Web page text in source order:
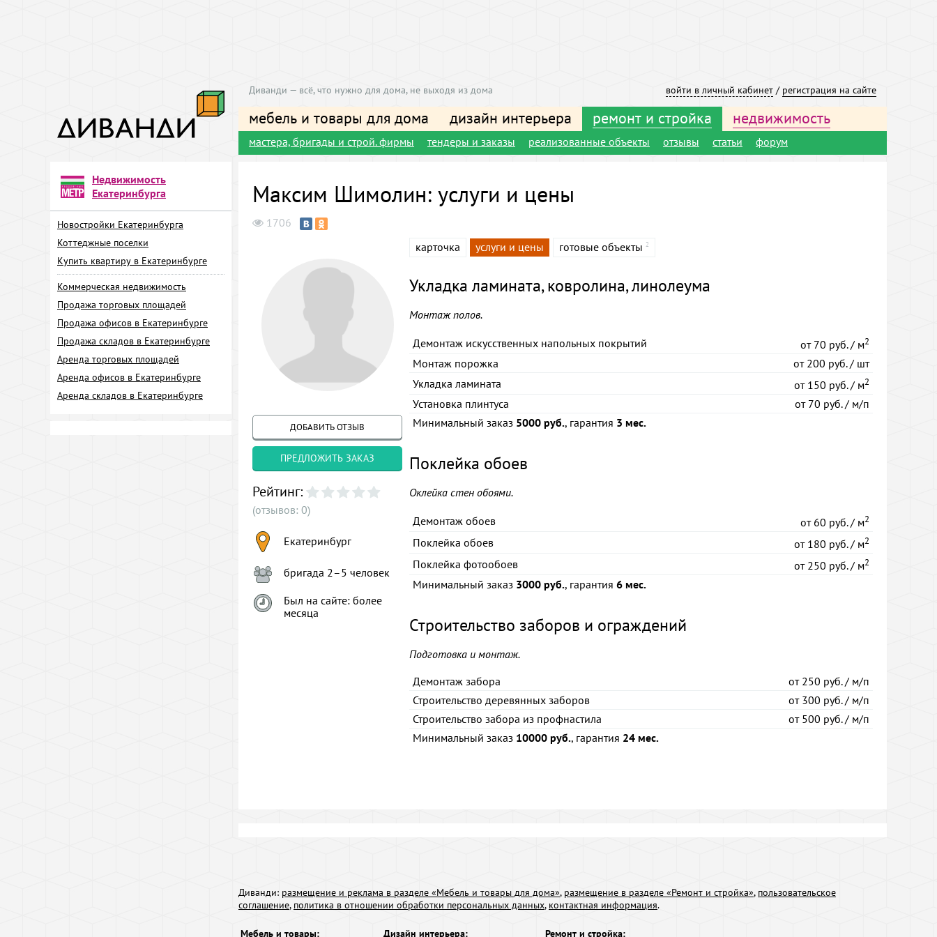
войти в личный кабинет / регистрация на сайте
Диванди — всё, что нужно для дома, не выходя из дома
мебель и товары для дома дизайн интерьера ремонт и стройка недвижимость
мастера, бригады и строй. фирмы тендеры и заказы реализованные объекты отзывы статьи форум
Недвижимость
Екатеринбурга
Новостройки Екатеринбурга
Коттеджные поселки
Купить квартиру в Екатеринбурге
Коммерческая недвижимость
Продажа торговых площадей
Продажа офисов в Екатеринбурге
Продажа складов в Екатеринбурге
Аренда торговых площадей
Аренда офисов в Екатеринбурге
Аренда складов в Екатеринбурге
Максим Шимолин: услуги и цены
1706
ДОБАВИТЬ ОТЗЫВ
ПРЕДЛОЖИТЬ ЗАКАЗ
Рейтинг:
(отзывов: 0)
Екатеринбург
бригада 2–5 человек
Был на сайте: более
месяца
карточка услуги и цены готовые объекты 2
Укладка ламината, ковролина, линолеума
Монтаж полов.
Демонтаж искусственных напольных покрытий от70 руб. / м2
Монтаж порожка от200 руб. / шт
Укладка ламината
от150 руб. / м2
Установка плинтуса от70 руб. / м/п
Минимальный заказ 5000 руб., гарантия 3 мес.
Поклейка обоев
Оклейка стен обоями.
Демонтаж обоев от60 руб. / м2
Поклейка обоев от180 руб. / м2
Поклейка фотообоев от250 руб. / м2
Минимальный заказ 3000 руб., гарантия 6 мес.
Строительство заборов и ограждений
Подготовка и монтаж.
Демонтаж забора
от250 руб. / м/п
Строительство деревянных заборов
от300 руб. / м/п
Строительство забора из профнастила
от500 руб. / м/п
Минимальный заказ 10000 руб., гарантия 24 мес.
Диванди: размещение и реклама в разделе «Мебель и товары для дома», размещение в разделе «Ремонт и стройка», пользовательское
соглашение, политика в отношении обработки персональных данных, контактная информация.
Мебель и товары: Дизайн интерьера: Ремонт и стройка: